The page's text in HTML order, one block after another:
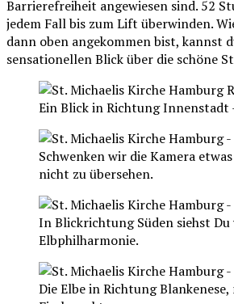
Barrierefreiheit angewiesen sind. 52
jedem Fall bis zum Lift überwinden.
dann oben angekommen bist, kannst
sensationellen Blick über die schöne
Ein Blick in Richtung Innenstadt
Schwenken wir die Kamera
nicht zu übersehen.
In Blickrichtung Süden siehst
Elbphilharmonie.
Die Elbe in Richtung